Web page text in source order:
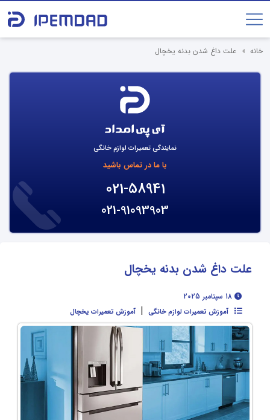
خانه علت داغ شدن بدنه یخچال
نمایندگی تعمیرات لوازم خانگی
با ما در تماس باشید
021-58941
021-91093903
علت داغ شدن بدنه یخچال
آموزش تعمیرات لوازم خانگی | آموزش تعمیرات یخچال